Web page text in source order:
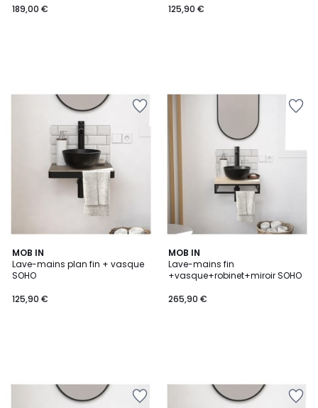
189,00 €
125,90 €
MOB IN
Lave-mains plan fin + vasque
SOHO
125,90 €
MOB IN
Lave-mains fin
+vasque+robinet+miroir SOHO
265,90 €